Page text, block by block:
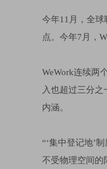
今年11月，全球
点。今年7月，
WeWork连续两
入也超过三分
内涵。
“‘集中登记地’
不受物理空间的